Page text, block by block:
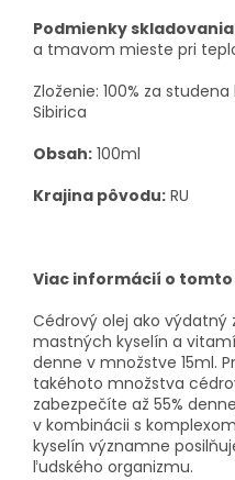
Podmienky
a tmavom mieste pri
Zloženie: 100% za
Sibirica
Obsah: 100ml
Krajina pôvodu: RU
Viac informácií o tomto
Cédrový olej ako
mastných kyselín a
denne v množstve 15ml.
takéhoto množstva
zabezpečíte až 55%
v kombinácii s
kyselín významne
ľudského organizmu.